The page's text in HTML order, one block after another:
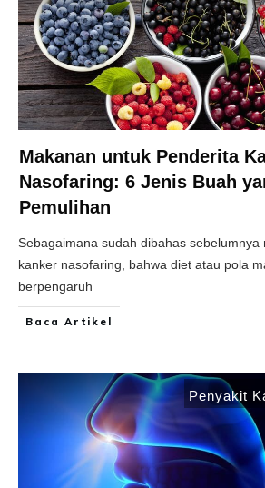
Makanan untuk Penderita
Nasofaring: 6 Jenis Buah
Pemulihan
Sebagaimana sudah dibahas sebelumnya
kanker nasofaring, bahwa diet atau pola
berpengaruh
Baca Artikel
Penyakit